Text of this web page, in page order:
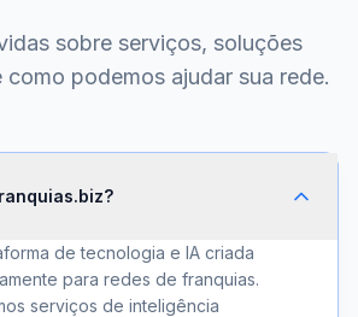
sobre serviços, soluções
como podemos ajudar sua rede.
de tecnologia e IA criada
para redes de franquias.
serviços de inteligência